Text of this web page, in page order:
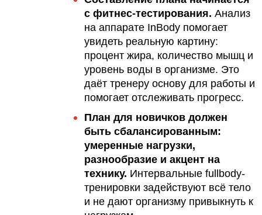
с фитнес-тестирования. Анализ
на аппарате InBody помогает
увидеть реальную картину:
процент жира, количество мышц и
уровень воды в организме. Это
даёт тренеру основу для работы и
помогает отслеживать прогресс.
План для новичков должен
быть сбалансированным:
умеренные нагрузки,
разнообразие и акцент на
технику. Интервальные fullbody-
тренировки задействуют всё тело
и не дают организму привыкнуть к